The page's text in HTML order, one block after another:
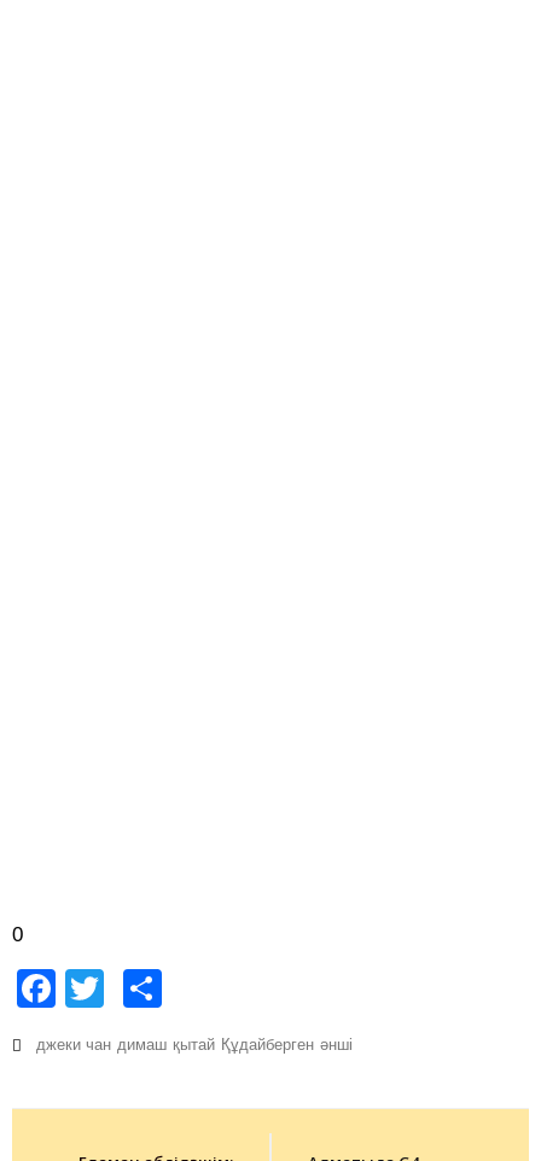
0
Facebook
Twitter
джеки чан димаш қытай Құдайберген әнші
navigation